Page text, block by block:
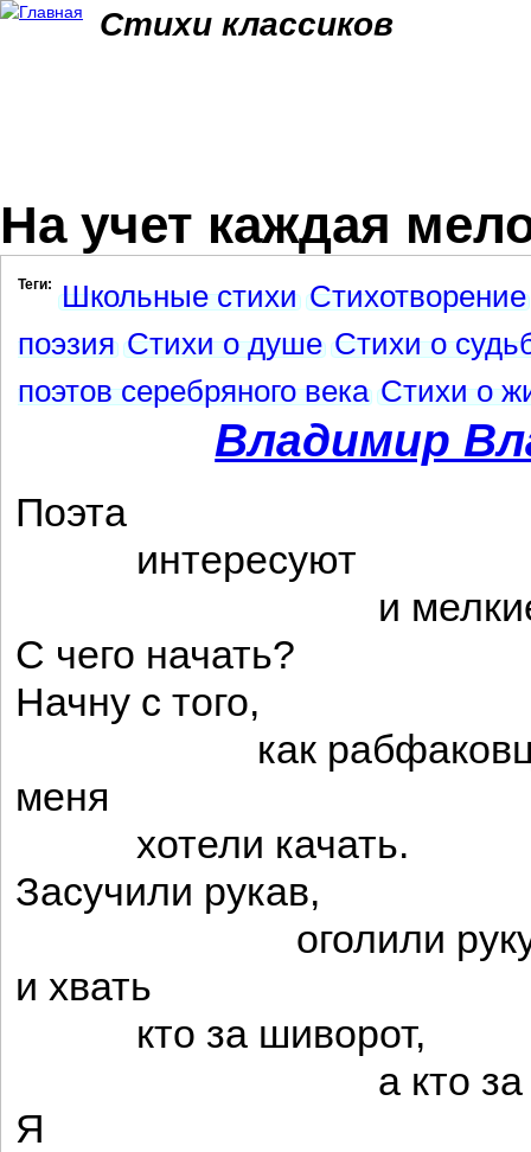
Стихи классиков
На учет каждая
Теги: Школьные стихи Стихотворение
поэзия Стихи о душе Стихи о
поэтов серебряного века Стихи о
Владимир
Поэта
интересуют
и мелкие
С чего начать?
Начну с того,
как
меня
хотели качать.
Засучили рукав,
оголили
и хвать
кто за шиворот,
а кто за
Я